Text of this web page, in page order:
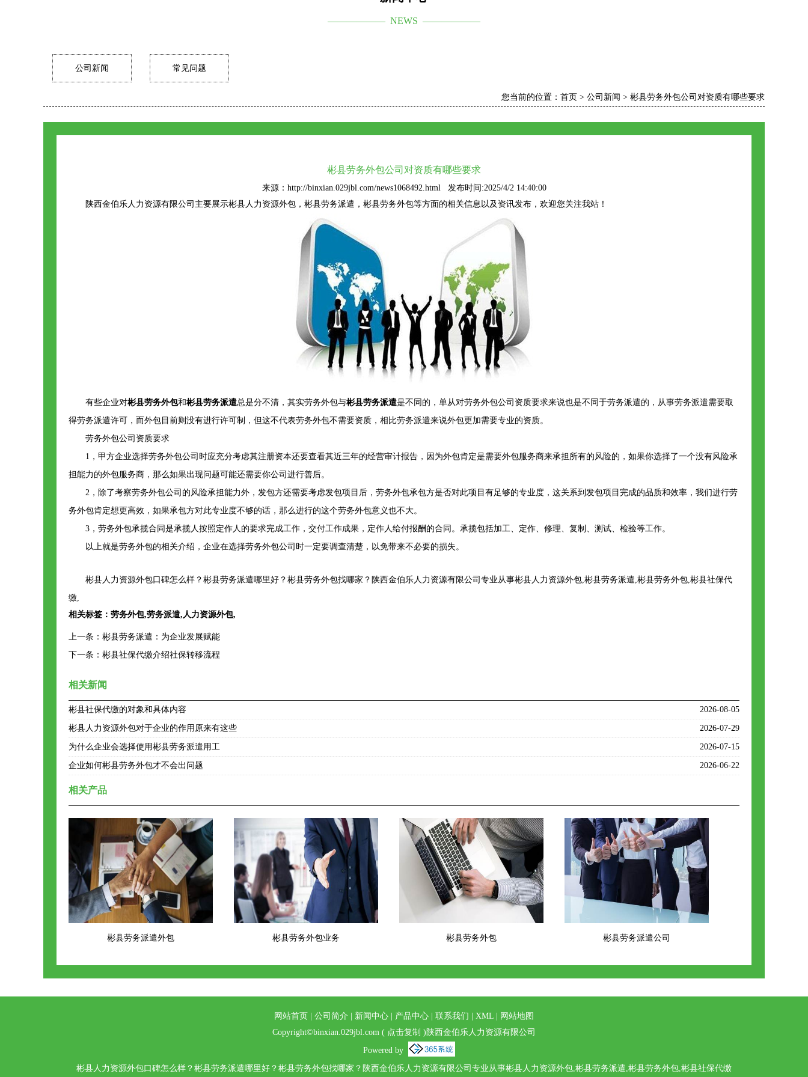
—————— NEWS ——————
公司新闻 常见问题
您当前的位置： 首页 > 公司新闻 > 彬县劳务外包公司对资质有哪些要求
彬县劳务外包公司对资质有哪些要求
来源：http://binxian.029jbl.com/news1068492.html 发布时间:2025/4/2 14:40:00
陕西金伯乐人力资源有限公司主要展示彬县人力资源外包 ，彬县劳务派遣，彬县劳务外包等方面的相关信息以及资讯发布，欢迎您关注我站！
有些企业对彬县劳务外包和彬县劳务派遣总是分不清，其实劳务外包与彬县劳务派遣是不同的，单从对劳务外包公司资质要求来说也是不同于劳务派遣的，从事劳务派遣需要取
得劳务派遣许可，而外包目前则没有进行许可制，但这不代表劳务外包不需要资质，相比劳务派遣来说外包更加需要专业的资质。
劳务外包公司资质要求
1，甲方企业选择劳务外包公司时应充分考虑其注册资本还要查看其近三年的经营审计报告，因为外包肯定是需要外包服务商来承担所有的风险的，如果你选择了一个没有风险承
担能力的外包服务商，那么如果出现问题可能还需要你公司进行善后。
2，除了考察劳务外包公司的风险承担能力外，发包方还需要考虑发包项目后，劳务外包承包方是否对此项目有足够的专业度，这关系到发包项目完成的品质和效率，我们进行劳
务外包肯定想更高效，如果承包方对此专业度不够的话，那么进行的这个劳务外包意义也不大。
3，劳务外包承揽合同是承揽人按照定作人的要求完成工作，交付工作成果，定作人给付报酬的合同。承揽包括加工、定作、修理、复制、测试、检验等工作。
以上就是劳务外包的相关介绍，企业在选择劳务外包公司时一定要调查清楚，以免带来不必要的损失。
彬县人力资源外包口碑怎么样？彬县劳务派遣哪里好？彬县劳务外包找哪家？陕西金伯乐人力资源有限公司专业从事彬县人力资源外包,彬县劳务派遣,彬县劳务外包,彬县社保代
缴,
相关标签： 劳务外包,劳务派遣, 人力资源外包,
上一条： 彬县劳务派遣：为企业发展赋能
下一条： 彬县社保代缴介绍社保转移流程
相关新闻
彬县社保代缴的对象和具体内容 2026-08-05
彬县人力资源外包对于企业的作用原来有这些 2026-07-29
为什么企业会选择使用彬县劳务派遣用工 2026-07-15
企业如何彬县劳务外包才不会出问题 2026-06-22
相关产品
彬县劳务派遣外包 彬县劳务外包业务 彬县劳务外包 彬县劳务派遣公司
网站首页 公司简介 新闻中心 产品中心 联系我们 XML
网站地图
Copyright©binxian.029jbl.com ( 点击复制 )陕西金伯乐人力资源有限公司
Powered by
彬县人力资源外包口碑怎么样？彬县劳务派遣哪里好？彬县劳务外包找哪家？陕西金伯乐人力资源有限公司专业从事彬县人力资源外包,彬县劳务派遣,彬县劳务外包,彬县社保代缴